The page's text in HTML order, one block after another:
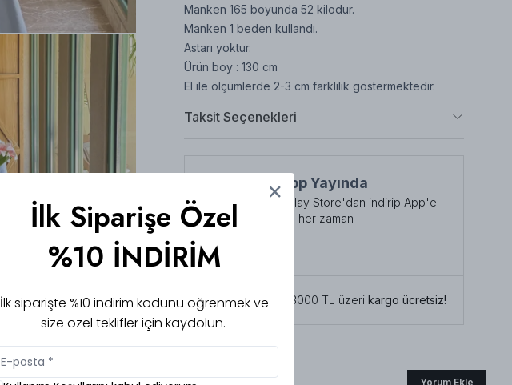
Manken 165 boyunda 52 kilodur.
Manken 1 beden kullandı.
Astarı yoktur.
Ürün boy : 130 cm
El ile ölçümlerde 2-3 cm farklılık göstermektedir.
Taksit Seçenekleri
NuuWears App Yayında
App Store veya Play Store'dan indirip App'e
özel indirimlerden her zaman
Şimdi İndirin!
Tüm siparişlerde 3000 TL üzeri kargo ücretsiz!
Yorum Ekle
İlk Siparişe Özel
%10 İNDİRİM
İlk siparişte %10 indirim kodunu öğrenmek ve
size özel teklifler için kaydolun.